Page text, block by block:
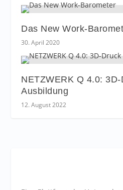
Das New Work-
30. April 2020
NETZWERK Q 4.0:
Ausbildung
12. August 2022